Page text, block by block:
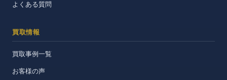
よくある質問
買取情報
買取事例一覧
お客様の声